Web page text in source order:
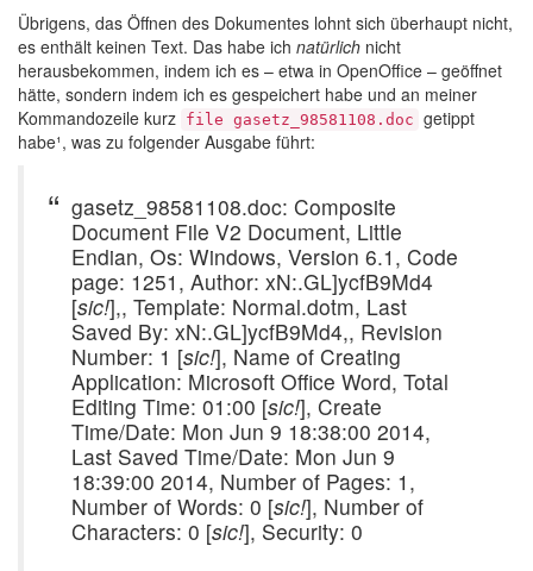
Übrigens, das Öffnen des Dokumentes lohnt sich überhaupt nicht,
es enthält keinen Text. Das habe ich natürlich nicht
herausbekommen, indem ich es – etwa in OpenOffice – geöffnet
hätte, sondern indem ich es gespeichert habe und an meiner
Kommandozeile kurz file gasetz_98581108.doc getippt
habe¹, was zu folgender Ausgabe führt:
gasetz_98581108.doc: Composite
Document File V2 Document, Little
Endian, Os: Windows, Version 6.1, Code
page: 1251, Author: xN:.GL]ycfB9Md4
[sic!],, Template: Normal.dotm, Last
Saved By: xN:.GL]ycfB9Md4,, Revision
Number: 1 [sic!], Name of Creating
Application: Microsoft Office Word, Total
Editing Time: 01:00 [sic!], Create
Time/Date: Mon Jun 9 18:38:00 2014,
Last Saved Time/Date: Mon Jun 9
18:39:00 2014, Number of Pages: 1,
Number of Words: 0 [sic!], Number of
Characters: 0 [sic!], Security: 0